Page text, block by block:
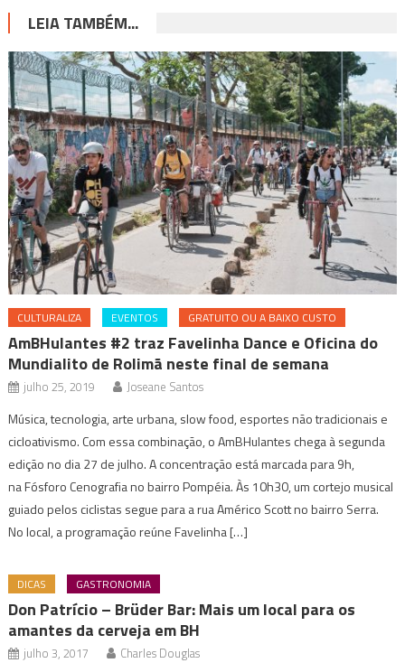
LEIA TAMBÉM...
CULTURALIZA EVENTOS GRATUITO OU A BAIXO CUSTO
AmBHulantes #2 traz Favelinha Dance e Oficina do
Mundialito de Rolimã neste final de semana
julho 25, 2019 Joseane Santos
Música, tecnologia, arte urbana, slow food, esportes não tradicionais e
cicloativismo. Com essa combinação, o AmBHulantes chega à segunda
edição no dia 27 de julho. A concentração está marcada para 9h,
na Fósforo Cenografia no bairro Pompéia. Às 10h30, um cortejo musical
guiado pelos ciclistas segue para a rua Américo Scott no bairro Serra.
No local, a programação reúne Favelinha […]
DICAS GASTRONOMIA
Don Patrício – Brüder Bar: Mais um local para os
amantes da cerveja em BH
julho 3, 2017 Charles Douglas